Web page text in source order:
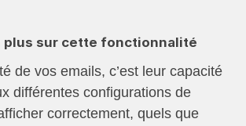
plus sur cette fonctionnalité
de vos emails, c’est leur capacité
différentes configurations de
correctement, quels que